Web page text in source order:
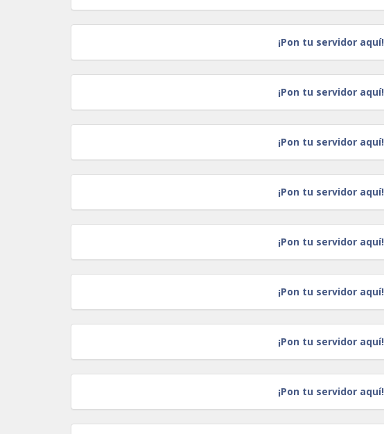
¡Pon tu servidor aquí!
¡Pon tu servidor aquí!
¡Pon tu servidor aquí!
¡Pon tu servidor aquí!
¡Pon tu servidor aquí!
¡Pon tu servidor aquí!
¡Pon tu servidor aquí!
¡Pon tu servidor aquí!